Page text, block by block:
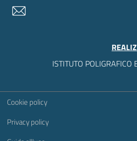
ISTITUTO POLIGRAFICO
Sezione Link Utili
Cookie policy
Privacy policy